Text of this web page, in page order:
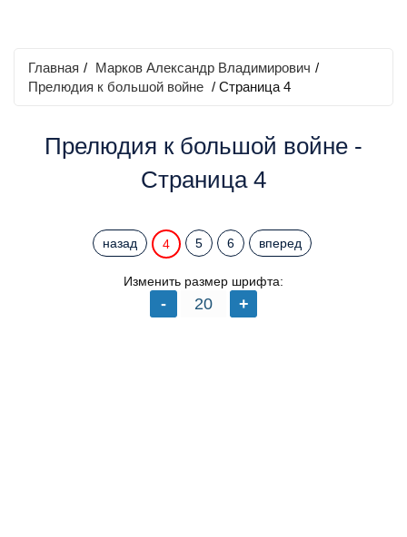
Главная / Марков Александр Владимирович /
Прелюдия к большой войне / Страница 4
Прелюдия к большой войне -
Страница 4
назад 4 5 6 вперед
Изменить размер шрифта: